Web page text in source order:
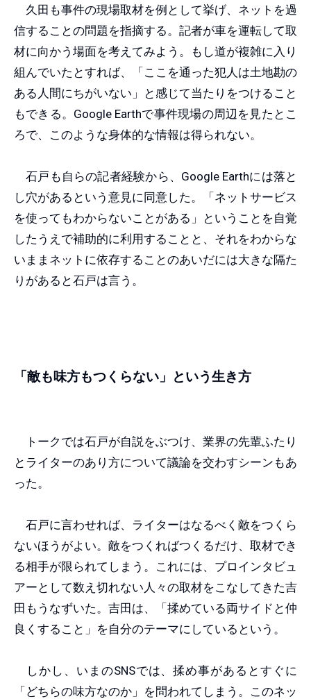
久田も事件の現場取材を例として挙げ、ネットを過
信することの問題を指摘する。記者が車を運転して取
材に向かう場面を考えてみよう。もし道が複雑に入り
組んでいたとすれば、「ここを通った犯人は土地勘の
ある人間にちがいない」と感じて当たりをつけること
もできる。Google Earthで事件現場の周辺を見たとこ
ろで、このような身体的な情報は得られない。
石戸も自らの記者経験から、Google Earthには落と
し穴があるという意見に同意した。「ネットサービス
を使ってもわからないことがある」ということを自覚
したうえで補助的に利用することと、それをわからな
いままネットに依存することのあいだには大きな隔た
りがあると石戸は言う。
「敵も味方もつくらない」という生き方
トークでは石戸が自説をぶつけ、業界の先輩ふたり
とライターのあり方について議論を交わすシーンもあ
った。
石戸に言わせれば、ライターはなるべく敵をつくら
ないほうがよい。敵をつくればつくるだけ、取材でき
る相手が限られてしまう。これには、プロインタビュ
アーとして数え切れない人々の取材をこなしてきた吉
田もうなずいた。吉田は、「揉めている両サイドと仲
良くすること」を自分のテーマにしているという。
しかし、いまのSNSでは、揉め事があるとすぐに
「どちらの味方なのか」を問われてしまう。このネッ